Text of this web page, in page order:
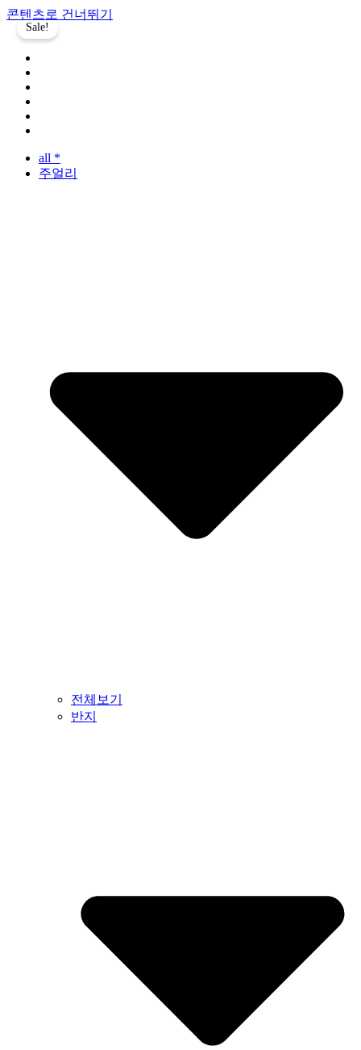
콘텐츠로 건너뛰기
all *
주얼리
전체보기
반지
Sale!